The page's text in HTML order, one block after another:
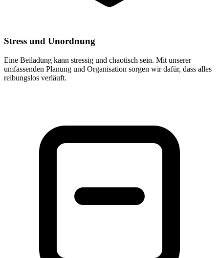
Stress und Unordnung
Eine Beiladung kann stressig und chaotisch sein. Mit unserer
umfassenden Planung und Organisation sorgen wir dafür, dass alles
reibungslos verläuft.